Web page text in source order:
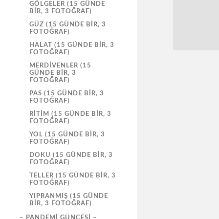
GÖLGELER (15 GÜNDE
BIR, 3 FOTOĞRAF)
GÜZ (15 GÜNDE BIR, 3
FOTOĞRAF)
HALAT (15 GÜNDE BIR, 3
FOTOĞRAF)
MERDIVENLER (15
GÜNDE BIR, 3
FOTOĞRAF)
PAS (15 GÜNDE BIR, 3
FOTOĞRAF)
RITIM (15 GÜNDE BIR, 3
FOTOĞRAF)
YOL (15 GÜNDE BIR, 3
FOTOĞRAF)
DOKU (15 GÜNDE BIR, 3
FOTOĞRAF)
TELLER (15 GÜNDE BIR, 3
FOTOĞRAF)
YIPRANMIŞ (15 GÜNDE
BIR, 3 FOTOĞRAF)
– PANDEMI GÜNCESI –